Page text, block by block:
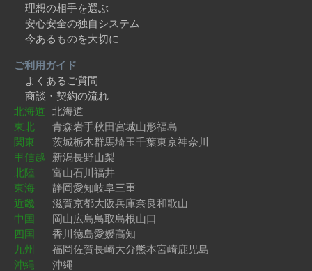
理想の相手を選ぶ
安心安全の独自システム
今あるものを大切に
ご利用ガイド
よくあるご質問
商談・契約の流れ
北海道 北海道
東北
青森岩手秋田宮城山形福島
関東
茨城栃木群馬埼玉千葉東京神奈川
甲信越 新潟長野山梨
北陸
富山石川福井
東海
静岡愛知岐阜三重
近畿
滋賀京都大阪兵庫奈良和歌山
中国
岡山広島鳥取島根山口
四国
香川徳島愛媛高知
九州
福岡佐賀長崎大分熊本宮崎鹿児島
沖縄
沖縄